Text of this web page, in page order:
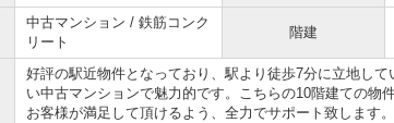
中古マンション / 鉄筋コンク
リート
階建
好評の駅近物件となっており、駅より徒歩7分に立地して
い中古マンションで魅力的です。こちらの10階建ての物
お客様が満足して頂けるよう、全力でサポート致します